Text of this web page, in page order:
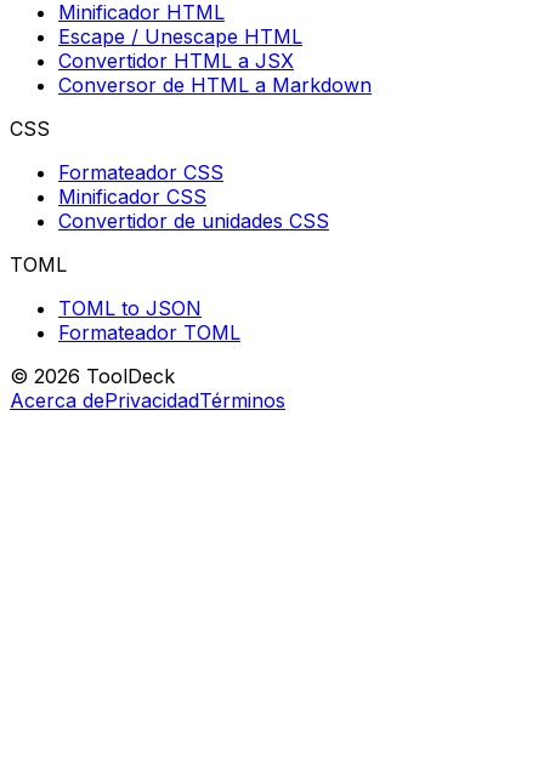
Minificador HTML
Escape / Unescape HTML
Convertidor HTML a JSX
Conversor de HTML a Markdown
CSS
Formateador CSS
Minificador CSS
Convertidor de unidades CSS
TOML
TOML to JSON
Formateador TOML
© 2026 ToolDeck
Acerca dePrivacidadTérminos